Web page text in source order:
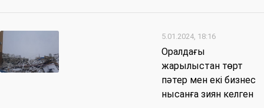
5.01.2024, 18:16
Оралдағы
жарылыстан төрт
пәтер мен екі бизнес
нысанға зиян келген